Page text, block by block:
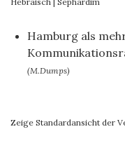
Hamburg als
(M.Dumps)
Zeige Standardansicht der